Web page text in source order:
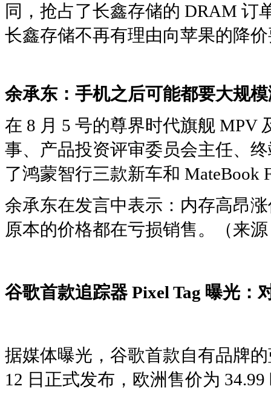
同，抢占了长鑫存储的 DRAM 订
长鑫存储不再有理由向苹果的降
余承东：手机之后可能都要大规
在 8 月 5 号的尊界时代旗舰 MPV
事、产品投资评审委员会主任、
了鸿蒙智行三款新车和 MateBook
余承东在发言中表示：内存高昂
原本的价格都在亏损销售。（来
谷歌首款追踪器 Pixel Tag 曝光：
据媒体曝光，谷歌首款自有品牌
12 日正式发布，欧洲售价为